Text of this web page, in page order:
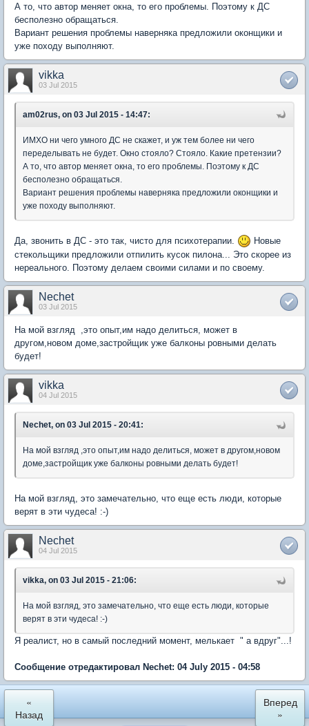
А то, что автор меняет окна, то его проблемы. Поэтому к ДС
бесполезно обращаться.
Вариант решения проблемы наверняка предложили оконщики и
уже походу выполняют.
vikka
03 Jul 2015
am02rus, on 03 Jul 2015 - 14:47:
ИМХО ни чего умного ДС не скажет, и уж тем более ни чего
переделывать не будет. Окно стояло? Стояло. Какие претензии?
А то, что автор меняет окна, то его проблемы. Поэтому к ДС
бесполезно обращаться.
Вариант решения проблемы наверняка предложили оконщики и
уже походу выполняют.
Да, звонить в ДС - это так, чисто для психотерапии.
Новые
стекольщики предложили отпилить кусок пилона... Это скорее из
нереального. Поэтому делаем своими силами и по своему.
Nechet
03 Jul 2015
На мой взгляд ,это опыт,им надо делиться, может в
другом,новом доме,застройщик уже балконы ровными делать
будет!
vikka
04 Jul 2015
Nechet, on 03 Jul 2015 - 20:41:
На мой взгляд ,это опыт,им надо делиться, может в другом,новом
доме,застройщик уже балконы ровными делать будет!
На мой взгляд, это замечательно, что еще есть люди, которые
верят в эти чудеса! :-)
Nechet
04 Jul 2015
vikka, on 03 Jul 2015 - 21:06:
На мой взгляд, это замечательно, что еще есть люди, которые
верят в эти чудеса! :-)
Я реалист, но в самый последний момент, мелькает " а вдруг"...!
Сообщение отредактировал Nechet: 04 July 2015 - 04:58
«
Назад
Вперед
»